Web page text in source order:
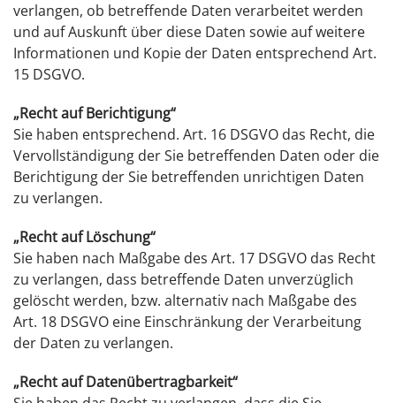
verlangen, ob betreffende Daten verarbeitet werden
und auf Auskunft über diese Daten sowie auf weitere
Informationen und Kopie der Daten entsprechend Art.
15 DSGVO.
„Recht auf Berichtigung“
Sie haben entsprechend. Art. 16 DSGVO das Recht, die
Vervollständigung der Sie betreffenden Daten oder die
Berichtigung der Sie betreffenden unrichtigen Daten
zu verlangen.
„Recht auf Löschung“
Sie haben nach Maßgabe des Art. 17 DSGVO das Recht
zu verlangen, dass betreffende Daten unverzüglich
gelöscht werden, bzw. alternativ nach Maßgabe des
Art. 18 DSGVO eine Einschränkung der Verarbeitung
der Daten zu verlangen.
„Recht auf Datenübertragbarkeit“